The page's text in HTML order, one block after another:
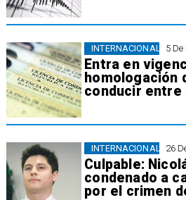
5
Entra en
homologación
conducir entre
INTERNACIONAL
26
Culpable:
condenado a
por el crimen
INTERNACIONAL